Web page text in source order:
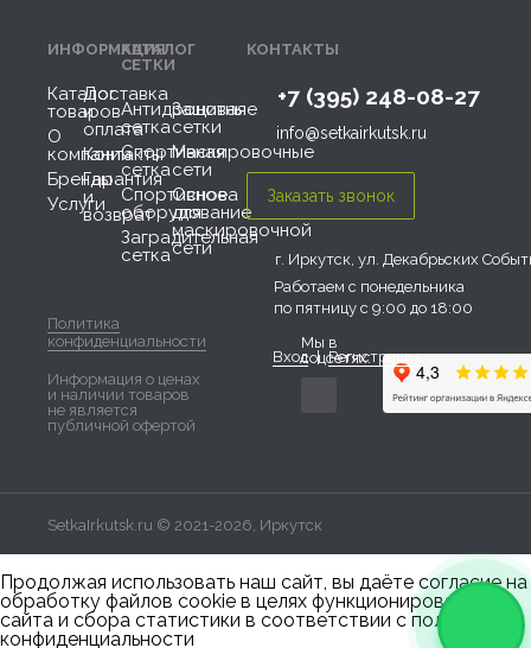
КОНТАКТЫ
+7 (395) 248-08-27
info@setkairkutsk.ru
г. Иркутск, ул. Декабрьских
Работаем с понедельника
по пятницу с 9:00 до 18:00
Вход | Регистрация
ИНФОРМАЦИЯ
Каталог
товаров
О
компании
Бренды
Услуги
Доставка
и
оплата
Контакты
Гарантия
и
возврат
КАТАЛОГ
СЕТКИ
Антидроновая
сетка
Спортивная
сетка
Спортивное
оборудование
Заградительная
сетка
Защитные
сетки
Маскировочные
сети
Основа
для
маскировочной
сети
Политика
конфиденциальности
Информация о ценах
и наличии товаров
не является
публичной офертой
Мы в
соцсетях:
SetkaIrkutsk.ru © 2021-2026, Иркутск
Продолжая использовать наш сайт, вы даёте согласие на
обработку файлов cookie в целях функционирования
сайта и сбора статистики в соответствии сполитикой
конфиденциальности